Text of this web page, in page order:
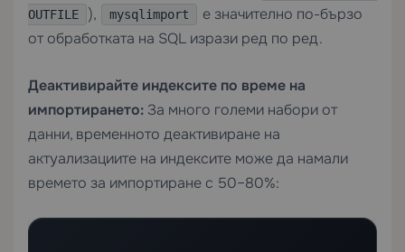
OUTFILE
), mysqlimport
е значително по-бързо
от обработката на SQL изрази ред по ред.
Деактивирайте индексите по време на
импортирането: За много големи набори от
данни, временното деактивиране на
актуализациите на индексите може да намали
времето за импортиране с 50–80%: